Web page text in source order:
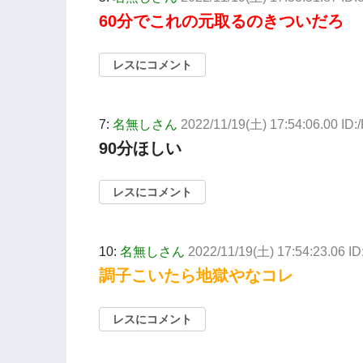
60分でこれの元取るのきついだろ
レスにコメント
7: 名無しさん 2022/11/19(土) 17:54:06.00
90分ほしい
レスにコメント
10: 名無しさん 2022/11/19(土) 17:54:23.06
調子こいたら地獄やなコレ
レスにコメント